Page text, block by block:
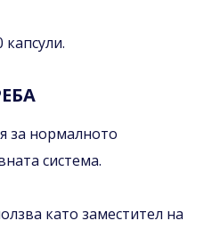
за нормалното
система.
като заместител на